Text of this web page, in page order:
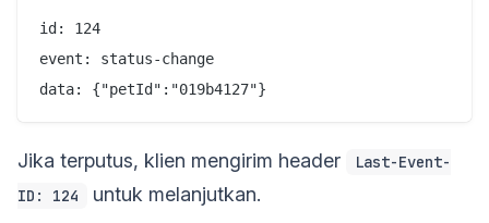
id: 124
event: status-change
Jika terputus, klien mengirim header
Last-Event-
ID: 124
untuk melanjutkan.